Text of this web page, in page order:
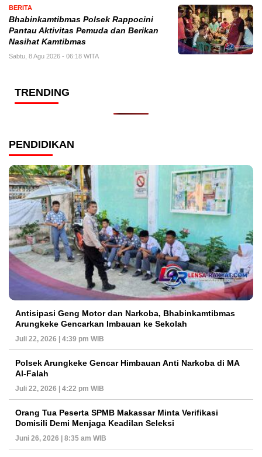
BERITA
Bhabinkamtibmas Polsek Rappocini
Pantau Aktivitas Pemuda dan Berikan
Nasihat Kamtibmas
Sabtu, 8 Agu 2026 - 06:18 WITA
TRENDING
PENDIDIKAN
Antisipasi Geng Motor dan Narkoba, Bhabinkamtibmas
Arungkeke Gencarkan Imbauan ke Sekolah
Juli 22, 2026 | 4:39 pm WIB
Polsek Arungkeke Gencar Himbauan Anti Narkoba di MA
Al-Falah
Juli 22, 2026 | 4:22 pm WIB
Orang Tua Peserta SPMB Makassar Minta Verifikasi
Domisili Demi Menjaga Keadilan Seleksi
Juni 26, 2026 | 8:35 am WIB